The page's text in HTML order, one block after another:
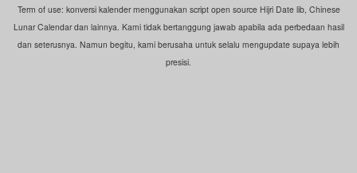
Term of use: konversi kalender menggunakan script open source Hijri Date lib, Chinese
Lunar Calendar dan lainnya. Kami tidak bertanggung jawab apabila ada perbedaan hasil
dan seterusnya. Namun begitu, kami berusaha untuk selalu mengupdate supaya lebih
presisi.